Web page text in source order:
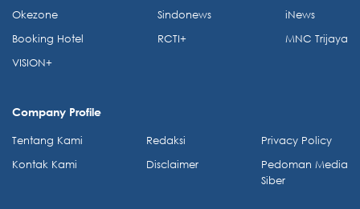
Okezone
Booking Hotel
VISION+
Sindonews
RCTI+
iNews
MNC Trijaya
Company Profile
Tentang Kami
Kontak Kami
Redaksi
Disclaimer
Privacy Policy
Pedoman Media
Siber